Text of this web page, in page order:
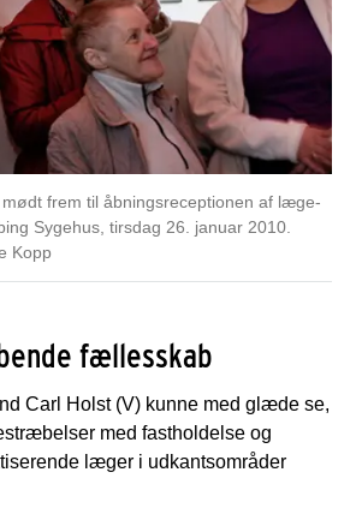
frem til åbningsreceptionen af læge-
Sygehus, tirsdag 26. januar 2010.
Kopp
fællesskab
Carl Holst (V) kunne med glæde se,
med fastholdelse og
læger i udkantsområder